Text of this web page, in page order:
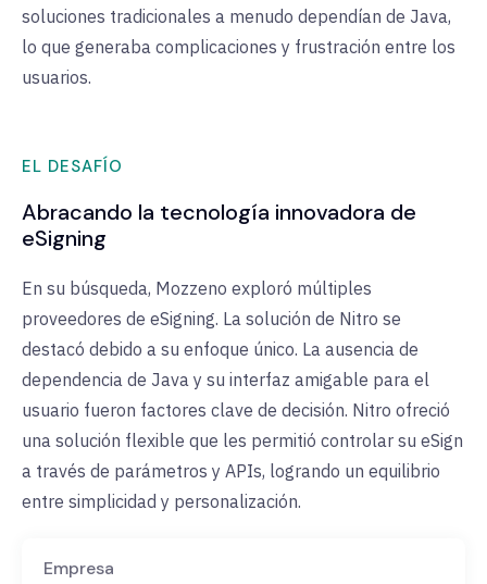
soluciones tradicionales a menudo dependían de Java,
lo que generaba complicaciones y frustración entre los
usuarios.
EL DESAFÍO
Abracando la tecnología innovadora de
eSigning
En su búsqueda, Mozzeno exploró múltiples
proveedores de eSigning. La solución de Nitro se
destacó debido a su enfoque único. La ausencia de
dependencia de Java y su interfaz amigable para el
usuario fueron factores clave de decisión. Nitro ofreció
una solución flexible que les permitió controlar su eSign
a través de parámetros y APIs, logrando un equilibrio
entre simplicidad y personalización.
Empresa